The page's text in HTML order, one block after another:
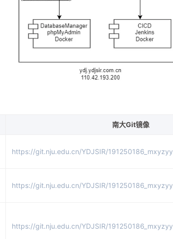
南大Git镜像
https://git.nju.edu.cn/YDJSIR/
https://git.nju.edu.cn/YDJSIR/
https://git.nju.edu.cn/YDJSIR/